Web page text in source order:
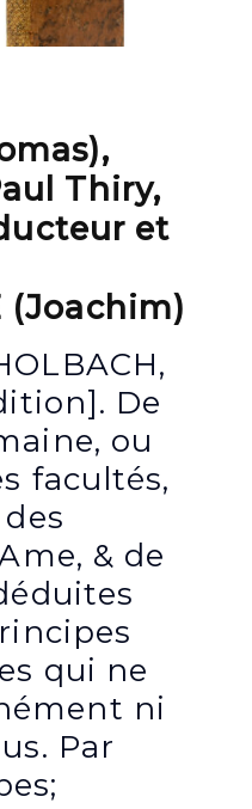
Thiry,
et
(Joachim)
De
ou
facultés,
& de
qui ne
ni
Par